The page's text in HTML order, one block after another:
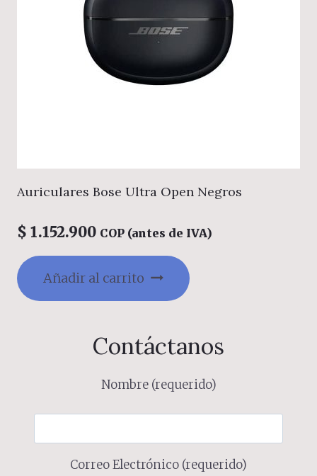
Auriculares Bose Ultra Open Negros
$ 1.152.900 COP (antes de IVA)
Añadir al carrito
Contáctanos
Nombre (requerido)
Correo Electrónico (requerido)